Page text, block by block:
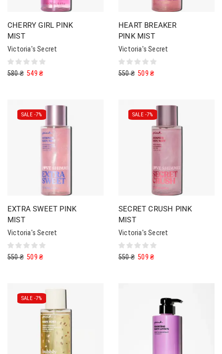
CHERRY GIRL PINK
MIST
Victoria's Secret
580₴ 549₴
HEART BREAKER
PINK MIST
Victoria's Secret
550₴ 509₴
SALE -7%
EXTRA SWEET PINK
MIST
Victoria's Secret
550₴ 509₴
SALE -7%
SECRET CRUSH PINK
MIST
Victoria's Secret
550₴ 509₴
SALE -7%